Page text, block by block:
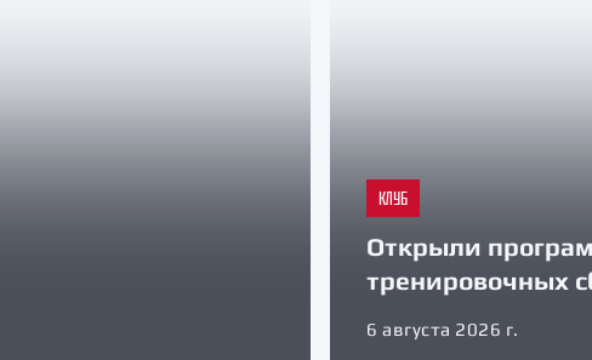
КЛУБ
Открыли
тренировочных
6 августа 2026 г.